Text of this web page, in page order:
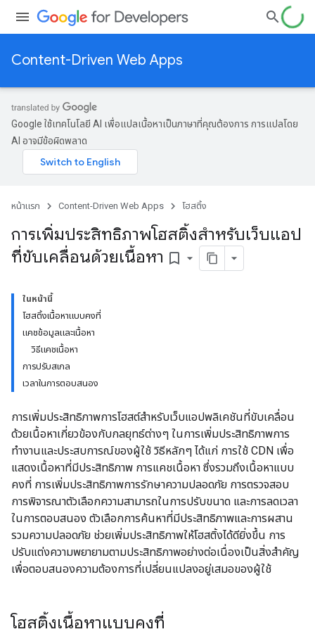
Content-Driven Web Apps
Google ใช้เทคโนโลยี AI เพื่อแปลเนื้อหาเป็นภาษาที่คุณต้องการ การแปลโดย
AI อาจมีข้อผิดพลาด
หน้าแรก Content-Driven Web Apps โฮสติ้ง
การเพิ่มประสิทธิภาพโฮสติ้งสำหรับเว็บแอป
ที่ขับเคลื่อนด้วยเนื้อหา bookmark_border
ในหน้านี้
โฮสติ้งเนื้อหาแบบคงที่
แคชข้อมูลและเนื้อหา
วิธีแคชเนื้อหา
การปรับสเกล
เวลาในการตอบสนอง
การเพิ่มประสิทธิภาพการโฮสต์สำหรับเว็บแอปพลิเคชันที่ขับเคลื่อน
ด้วยเนื้อหาเกี่ยวข้องกับกลยุทธ์ต่างๆ ในการเพิ่มประสิทธิภาพการ
ทำงานและประสบการณ์ของผู้ใช้ วิธีหลักๆ ได้แก่ การใช้ CDN เพื่อ
แสดงเนื้อหาที่มีประสิทธิภาพ การแคชเนื้อหา ซึ่งรวมถึงเนื้อหาแบบ
คงที่ การเพิ่มประสิทธิภาพการรักษาความปลอดภัย การตรวจสอบ
การพิจารณาตัวเลือกความสามารถในการปรับขนาด และการลดเวลา
ในการตอบสนอง ตัวเลือกการค้นหาที่มีประสิทธิภาพและการผสาน
รวมความปลอดภัย ช่วยเพิ่มประสิทธิภาพให้โฮสติ้งได้ดียิ่งขึ้น การ
ปรับแต่งความพยายามตามประสิทธิภาพอย่างต่อเนื่องเป็นสิ่งสำคัญ
เพื่อตอบสนองความต้องการที่เปลี่ยนแปลงอยู่เสมอของผู้ใช้
โฮสติ้งเนื้อหาแบบคงที่